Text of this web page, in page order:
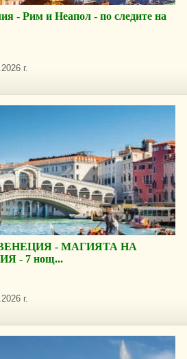
- Рим и Неапол - по следите на
г.
- МАГИЯТА НА
- 7 нощ...
г.